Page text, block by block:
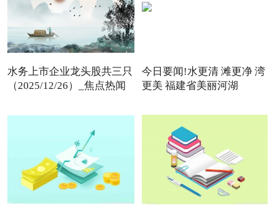
水务上市企业龙头股共三只
（2025/12/26）_焦点热闻
今日要闻!水更清 滩更净 湾
更美 福建省美丽河湖